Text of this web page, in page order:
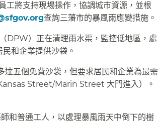
工將支持現場操作，協調城市資源，並根
查詢三藩市的暴風雨應變措施。​​
DPW）正在清理雨水渠，監控低地區，處
和企業提供沙袋。​​
五個免費沙袋，但要求居民和企業為最需
Street/Marin Street 大門進入）。
和普通工人，以處理暴風雨天中倒下的樹